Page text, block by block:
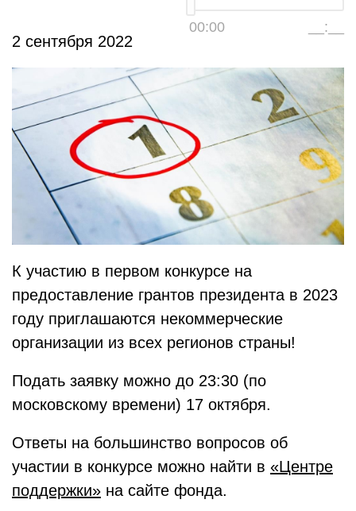
00:00 __:__
2 сентября 2022
К участию в первом конкурсе на
предоставление грантов президента в 2023
году приглашаются некоммерческие
организации из всех регионов страны!
Подать заявку можно до 23:30 (по
московскому времени) 17 октября.
Ответы на большинство вопросов об
участии в конкурсе можно найти в «Центре
поддержки» на сайте фонда.